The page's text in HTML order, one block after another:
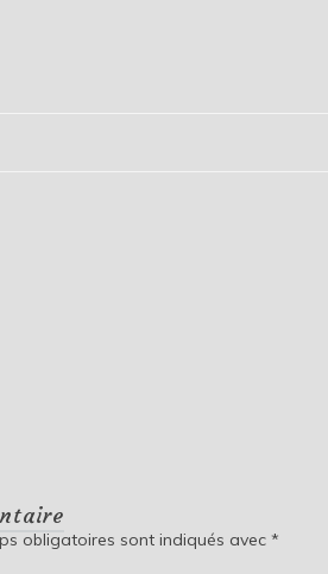
obligatoires sont indiqués avec *